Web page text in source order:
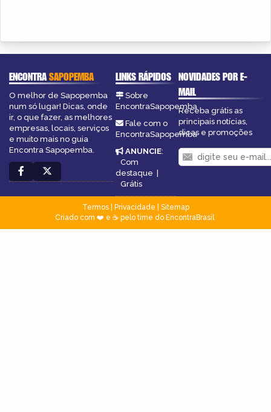
ENCONTRASAPOPEMBA
O melhor de Sapopemba
num só lugar! Dicas, onde
ir, o que fazer, as melhores
empresas, locais, serviços
e muito mais no guia
Encontra Sapopemba.
LINKS RÁPIDOS
Sobre
EncontraSapopemba
Fale com o
EncontraSapopemba
ANUNCIE:
Com
destaque
Grátis
NOVIDADES POR E-
MAIL
Receba grátis as
principais notícias,
dicas e promoções
Termos| Privacidade
Sitemap
Criado com ❤️ e ☕ pelo time do EncontraBrasil